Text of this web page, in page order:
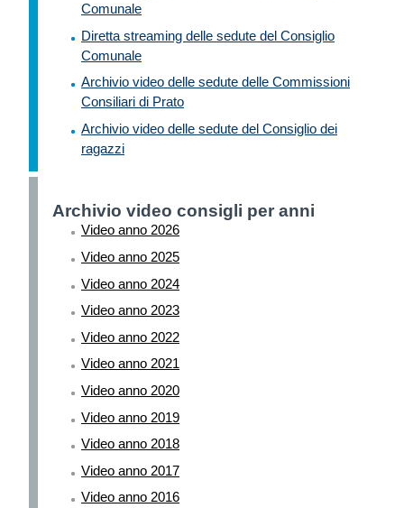
Comunale
Diretta streaming delle sedute del Consiglio
Comunale
Archivio video delle sedute delle Commissioni
Consiliari di Prato
Archivio video delle sedute del Consiglio dei
ragazzi
Archivio video consigli per anni
Video anno 2026
Video anno 2025
Video anno 2024
Video anno 2023
Video anno 2022
Video anno 2021
Video anno 2020
Video anno 2019
Video anno 2018
Video anno 2017
Video anno 2016